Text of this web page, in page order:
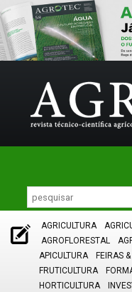
AGRICULTURA
AGROFLORESTAL
APICULTURA
FEIRAS
FRUTICULTURA
HORTICULTURA